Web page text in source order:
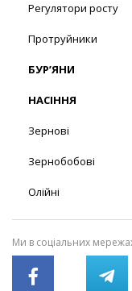
Регулятори росту
Протруйники
БУР’ЯНИ
НАСІННЯ
Зернові
Зернобобові
Олійні
Ми в соціальних